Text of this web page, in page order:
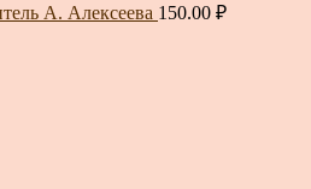
А. Алексеева 150.00 ₽